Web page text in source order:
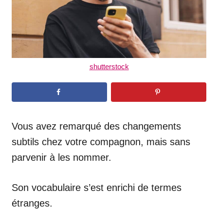
shutterstock
Vous avez remarqué des changements
subtils chez votre compagnon, mais sans
parvenir à les nommer.
Son vocabulaire s’est enrichi de termes
étranges.